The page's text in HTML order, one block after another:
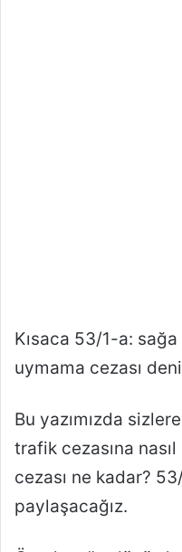
Kısaca 53/1-a:
uymama cezası
Bu yazımızda
trafik cezasına
cezası ne kadar?
paylaşacağız.